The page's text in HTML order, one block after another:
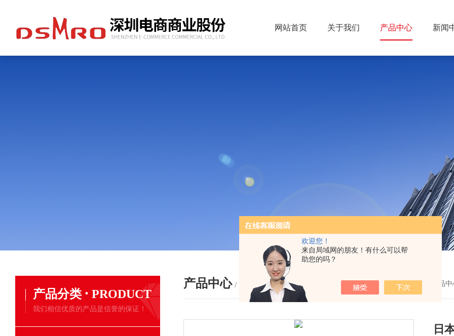
欢迎您！
来自局域网的朋友！有什么可以帮
助您的吗？
网站首页 关于我们 产品中心 新闻
产品分类 · PRODUCT
我们相信优质的产品是信誉的保证！
产品中心 / PRODUCTS 您的位置：首页 - 产品
日